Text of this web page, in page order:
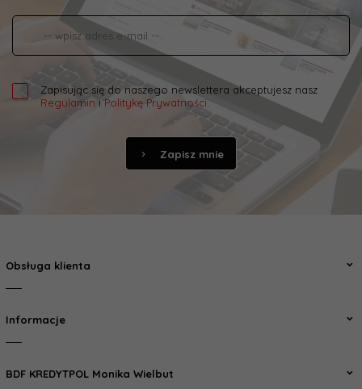
Zapisując się do naszego newslettera akceptujesz nasz
Regulamin i Politykę Prywatności
Zapisz mnie
Obsługa klienta
Informacje
BDF KREDYTPOL Monika Wielbut